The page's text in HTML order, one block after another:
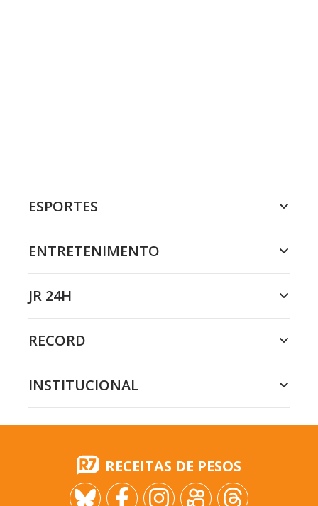
ESPORTES
ENTRETENIMENTO
JR 24H
RECORD
INSTITUCIONAL
RECEITAS DE PESOS